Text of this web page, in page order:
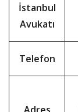
İstanbul
Avukatı
Telefon